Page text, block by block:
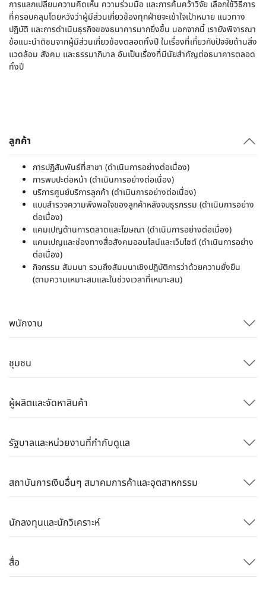
การแลกเปลี่ยนความคิดเห็น ความร่วมมือ และการค้นคว้าวิจัย เลือกใช้วิธีการ
ที่ครอบคลุมโดยหวังว่าผู้มีส่วนเกี่ยวข้องทุกฝ่ายจะเข้าใจเป้าหมาย แนวทาง
ปฏิบัติ และการดำเนินธุรกิจของธนาคารมากยิ่งขึ้น นอกจากนี้ เรายังพิจารณา
ข้อแนะนำติชมจากผู้มีส่วนเกี่ยวข้องตลอดทั้งปี ในเรื่องที่เกี่ยวกับปัจจัยด้านสิ่ง
แวดล้อม สังคม และธรรมาภิบาล อันเป็นเรื่องที่มีนัยสำคัญต่อธนาคารตลอด
ทั้งปี
ลูกค้า
การปฏิสัมพันธ์ที่สาขา (ดำเนินการอย่างต่อเนื่อง)
การพบปะต่อหน้า (ดำเนินการอย่างต่อเนื่อง)
บริการศูนย์บริการลูกค้า (ดำเนินการอย่างต่อเนื่อง)
แบบสำรวจความพึงพอใจของลูกค้าหลังจบธุรกรรม (ดำเนินการอย่าง
ต่อเนื่อง)
แคมเปญด้านการตลาดและโฆษณา (ดำเนินการอย่างต่อเนื่อง)
แคมเปญและช่องทางสื่อสังคมออนไลน์และเว็บไซต์ (ดำเนินการอย่าง
ต่อเนื่อง)
กิจกรรม สัมมนา รวมถึงสัมมนาเชิงปฏิบัติการว่าด้วยความยั่งยืน
(ตามความเหมาะสมและในช่วงเวลาที่เหมาะสม)
พนักงาน
ชุมชน
ผู้ผลิตและจัดหาสินค้า
รัฐบาลและหน่วยงานที่กำกับดูแล
สถาบันการเงินอื่นๆ สมาคมการค้าและอุตสาหกรรม
นักลงทุนและนักวิเคราะห์
สื่อ